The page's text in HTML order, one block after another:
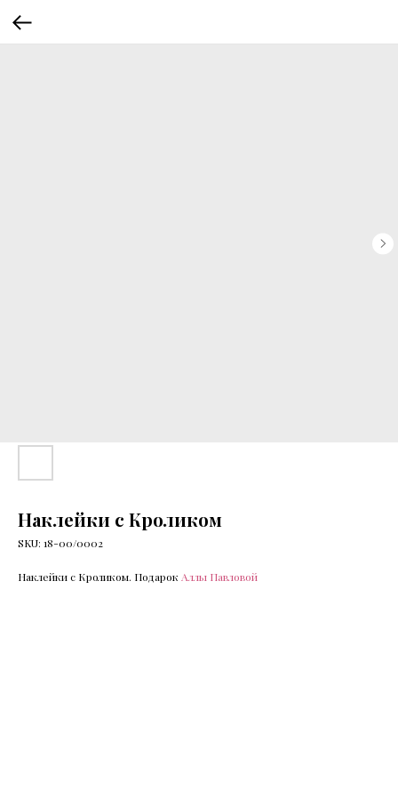
Наклейки с Кроликом
SKU: 18-00/0002
Наклейки с Кроликом. Подарок Аллы Павловой